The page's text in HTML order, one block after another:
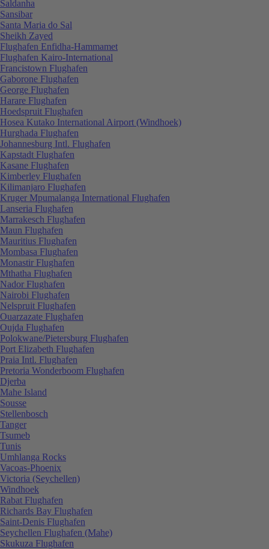
Saldanha
Sansibar
Santa Maria do Sal
Sheikh Zayed
Flughafen Enfidha-Hammamet
Flughafen Kairo-International
Francistown Flughafen
Gaborone Flughafen
George Flughafen
Harare Flughafen
Hoedspruit Flughafen
Hosea Kutako International Airport (Windhoek)
Hurghada Flughafen
Johannesburg Intl. Flughafen
Kapstadt Flughafen
Kasane Flughafen
Kimberley Flughafen
Kilimanjaro Flughafen
Kruger Mpumalanga International Flughafen
Lanseria Flughafen
Marrakesch Flughafen
Maun Flughafen
Mauritius Flughafen
Mombasa Flughafen
Monastir Flughafen
Mthatha Flughafen
Nador Flughafen
Nairobi Flughafen
Nelspruit Flughafen
Ouarzazate Flughafen
Oujda Flughafen
Polokwane/Pietersburg Flughafen
Port Elizabeth Flughafen
Praia Intl. Flughafen
Pretoria Wonderboom Flughafen
Djerba
Mahe Island
Sousse
Stellenbosch
Tanger
Tsumeb
Tunis
Umhlanga Rocks
Vacoas-Phoenix
Victoria (Seychellen)
Windhoek
Rabat Flughafen
Richards Bay Flughafen
Saint-Denis Flughafen
Seychellen Flughafen (Mahe)
Skukuza Flughafen